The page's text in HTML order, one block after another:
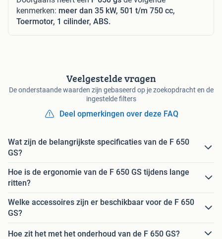
kenmerken: meer dan 35 kW, 501 t/m 750 cc,
Toermotor, 1 cilinder, ABS.
Veelgestelde vragen
De onderstaande waarden zijn gebaseerd op je zoekopdracht en de
ingestelde filters
Deel opmerkingen over deze FAQ
Wat zijn de belangrijkste specificaties van de F 650
GS?
Hoe is de ergonomie van de F 650 GS tijdens lange
ritten?
Welke accessoires zijn er beschikbaar voor de F 650
GS?
Hoe zit het met het onderhoud van de F 650 GS?